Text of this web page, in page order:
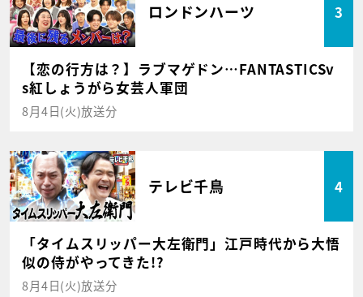
ロンドンハーツ 3
【恋の行方は？】ラブマゲドン…FANTASTICSv
s紅しょうがら女芸人軍団
8月4日(火)放送分
テレビ千鳥 4
「タイムスリッパー大左衛門」江戸時代から大悟
似の侍がやってきた!?
8月4日(火)放送分